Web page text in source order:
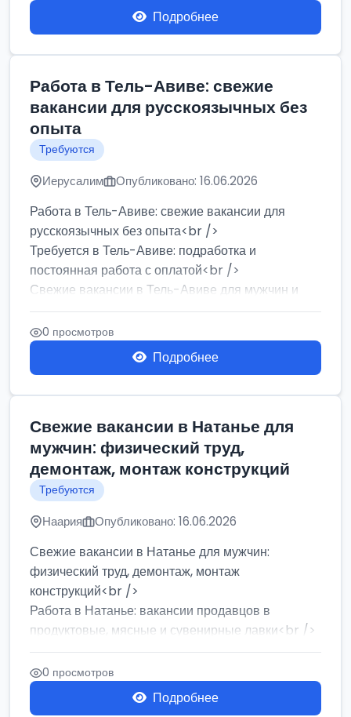
Подробнее
Работа в Тель-Авиве: свежие
вакансии для русскоязычных без
опыта
Требуются
Иерусалим Опубликовано: 16.06.2026
Работа в Тель-Авиве: свежие вакансии для
русскоязычных без опыта<br />
Требуется в Тель-Авиве: подработка и
постоянная работа с оплатой<br />
Свежие вакансии в Тель-Авиве для мужчин и
женщин от хозя...
0 просмотров
Подробнее
Свежие вакансии в Натанье для
мужчин: физический труд,
демонтаж, монтаж конструкций
Требуются
Наария Опубликовано: 16.06.2026
Свежие вакансии в Натанье для мужчин:
физический труд, демонтаж, монтаж
конструкций<br />
Работа в Натанье: вакансии продавцов в
продуктовые, мясные и сувенирные лавки<br />
Разнорабочий на сборку м...
0 просмотров
Подробнее